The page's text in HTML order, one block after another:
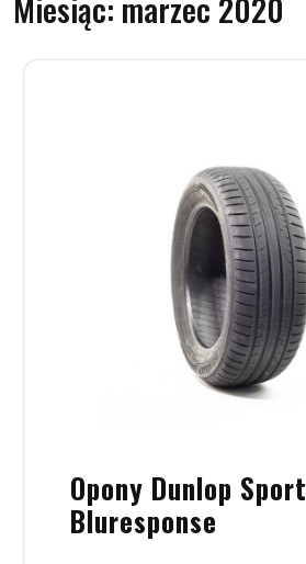
Opony Dunlop Sport
Bluresponse